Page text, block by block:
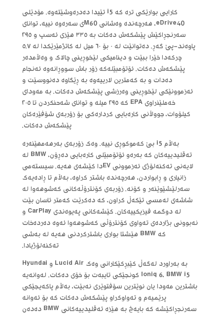
کارایی بوارێکی ترە کە i5 تێیدا دەدرەوشێتەوە. مۆدێلی
eDrive40، هەرچەندە وەشانی M60ی سەرەوە نییە، توانای
سەرنجڕاکێش پێشکەش دەکات بە ٣٣٥ هێزی ئەسپ و ٢٩٥
پاوەند-پێ گەڕ. دەتوانێت لە ٠ بۆ ٦٠ میل لە کاتژمێرێکدا لە ٥.٧
چرکەدا خێرا ببێت و دینامیکی لێخوڕینی چالاک و وەڵامدەر
پێشکەش دەکات. ئۆتۆمبێلەکە زۆر باش سووڕانەوە ئەنجام
دەدات و بە کەمترین لارییەوە بە ڕێگاوە دەنووسێت و
ئەزموونێکی لێخوڕینی وەرزشی پێشکەش دەکات. بە مەودای
خەملێنراوی EPA کە ٢٩٥ میلە و توانای شەحنکردن تا ٢٠٥
کیلۆوات، جووڵانی کارەبایی کردارەکی بۆ زۆربەی شۆفێرەکان
پێشکەش دەکات.
بەڵام i5 بێ کەموکوڕی نییە. وەک زۆربەی بەرهەمهێنەرە
تەقلیدییەکان کە بەرەو ئۆتۆمبێلی کارەبایی دەڕۆن، BMW لە
لایەنی تەکنەلۆژی ئەزموونی EVدا کێشەی هەیە. سیستەمی
زانیاری و ڕابواردن، هەرچەندە باشتر کراوە، بەڵام تا ڕادەیەک
سەرلێشێوێنەر و کۆنە. زۆربەی کۆنترۆڵەکانی کەشوهەوا لە
شاشەی لەمسی تێکەڵ کراون، کە دەکرێت کەمتر ئاسان بێت
لە دوگمە فیزیکییەکان. کێشەکانی پەیوەندی CarPlay و
نەبوونی بژاردەی تەواوی کۆنترۆڵی کەشوهەوا ئەوە دەردەخات
کە BMW هێشتا بواری باشترکردنی هەیە لە بەشی
تەکنەلۆژیادا.
بە بەراورد لەگەڵ کێبڕکێکارانی وەک Lucid Air و Hyundai
Ioniq 6، BMW i5 کونجێکی تایبەت بۆ خۆی دەکات. لەوانەیە
باشترین مەودا یان نوێترین سۆفتوێری نەبێت، بەڵام پاکەیجێکی
پرێمیەم و تەواوکراو پێشکەش دەکات کە بۆ ئەوانە
سەرنجڕاکێشە کە بایەخ بە هێزە تەقلیدییەکانی BMW دەدەن